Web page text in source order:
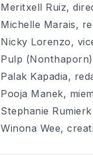
Meritxell Ruiz,
Michelle Marais,
Nicky Lorenzo,
Pulp
Palak Kapadia,
Pooja Manek,
Stephanie
Winona Wee,